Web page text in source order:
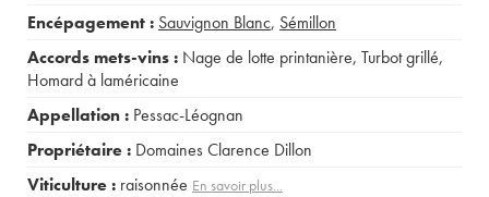
Encépagement : Sauvignon Blanc, Sémillon
Accords mets-vins : Nage de lotte printanière, Turbot grillé,
Homard à laméricaine
Appellation : Pessac-Léognan
Propriétaire : Domaines Clarence Dillon
Viticulture : raisonnée En savoir plus...